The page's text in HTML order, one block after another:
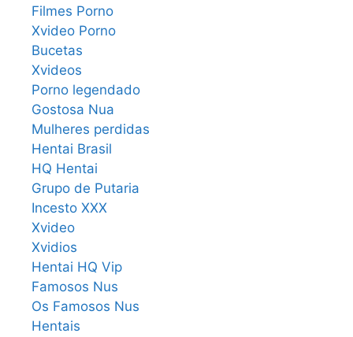
Filmes Porno
Xvideo Porno
Bucetas
Xvideos
Porno legendado
Gostosa Nua
Mulheres perdidas
Hentai Brasil
HQ Hentai
Grupo de Putaria
Incesto XXX
Xvideo
Xvidios
Hentai HQ Vip
Famosos Nus
Os Famosos Nus
Hentais